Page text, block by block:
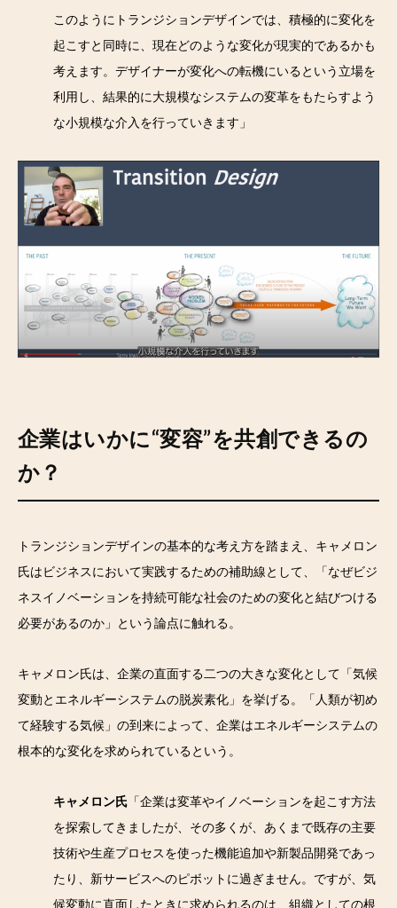
このようにトランジションデザインでは、積極的に変化を
起こすと同時に、現在どのような変化が現実的であるかも
考えます。デザイナーが変化への転機にいるという立場を
利用し、結果的に大規模なシステムの変革をもたらすよう
な小規模な介入を行っていきます」
企業はいかに“変容”を共創できるの
か？
トランジションデザインの基本的な考え方を踏まえ、キャメロン
氏はビジネスにおいて実践するための補助線として、「なぜビジ
ネスイノベーションを持続可能な社会のための変化と結びつける
必要があるのか」という論点に触れる。
キャメロン氏は、企業の直面する二つの大きな変化として「気候
変動とエネルギーシステムの脱炭素化」を挙げる。「人類が初め
て経験する気候」の到来によって、企業はエネルギーシステムの
根本的な変化を求められているという。
キャメロン氏 「企業は変革やイノベーションを起こす方法
を探索してきましたが、その多くが、あくまで既存の主要
技術や生産プロセスを使った機能追加や新製品開発であっ
たり、新サービスへのピボットに過ぎません。ですが、気
候変動に直面したときに求められるのは、組織としての根